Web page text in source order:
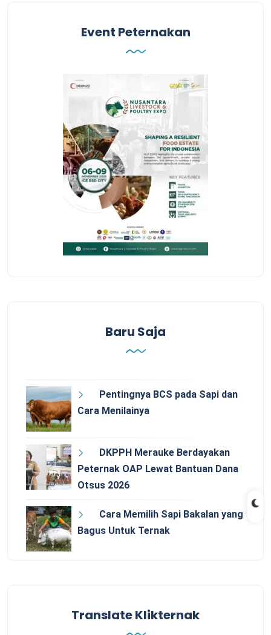
Event Peternakan
Baru Saja
Pentingnya BCS pada Sapi dan
Cara Menilainya
DKPPH Merauke Berdayakan
Peternak OAP Lewat Bantuan Dana
Otsus 2026
Cara Memilih Sapi Bakalan yang
Bagus Untuk Ternak
Translate Klikternak